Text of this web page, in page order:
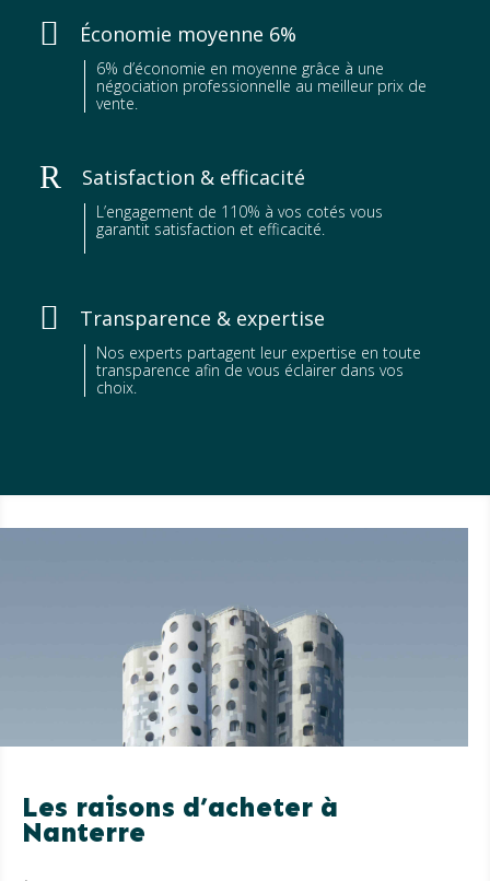
 Économie moyenne 6%
6% d’économie en moyenne grâce à une
négociation professionnelle au meilleur prix de
vente.
R Satisfaction & efficacité
L’engagement de 110% à vos cotés vous
garantit satisfaction et efficacité.
 Transparence & expertise
Nos experts partagent leur expertise en toute
transparence afin de vous éclairer dans vos
choix.
Les raisons d’acheter à
Nanterre